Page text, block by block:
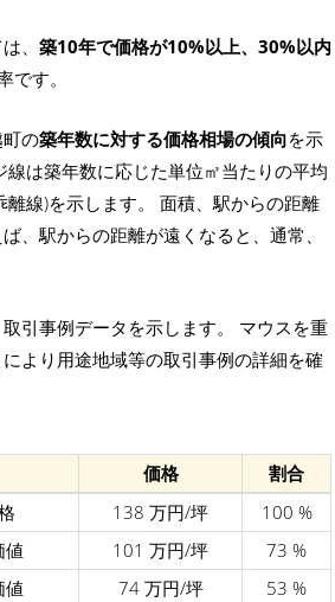
、 築10年で価格が10%以上、30%以内
です。
の築年数に対する価格相場の傾向を示
は築年数に応じた単位㎡当たりの平均
線)を示します。 面積、駅からの距離
、駅からの距離が遠くなると、通常、
引事例データを示します。 マウスを重
より用途地域等の取引事例の詳細を確
価格
割合
138 万円/坪
100 %
値
101 万円/坪
73 %
値
74 万円/坪
53 %